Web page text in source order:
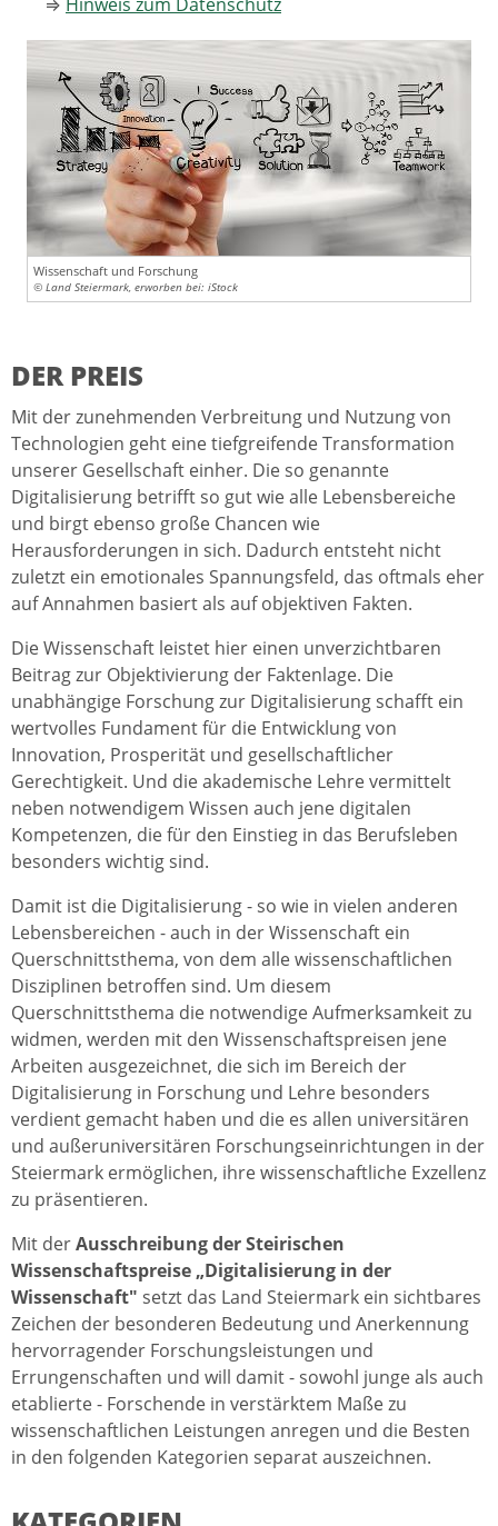
Wissenschaft und Forschung
© Land Steiermark, erworben bei: iStock
DER PREIS
Mit der zunehmenden Verbreitung und Nutzung von
Technologien geht eine tiefgreifende Transformation
unserer Gesellschaft einher. Die so genannte
Digitalisierung betrifft so gut wie alle Lebensbereiche
und birgt ebenso große Chancen wie
Herausforderungen in sich. Dadurch entsteht nicht
zuletzt ein emotionales Spannungsfeld, das oftmals eher
auf Annahmen basiert als auf objektiven Fakten.
Die Wissenschaft leistet hier einen unverzichtbaren
Beitrag zur Objektivierung der Faktenlage. Die
unabhängige Forschung zur Digitalisierung schafft ein
wertvolles Fundament für die Entwicklung von
Innovation, Prosperität und gesellschaftlicher
Gerechtigkeit. Und die akademische Lehre vermittelt
neben notwendigem Wissen auch jene digitalen
Kompetenzen, die für den Einstieg in das Berufsleben
besonders wichtig sind.
Damit ist die Digitalisierung - so wie in vielen anderen
Lebensbereichen - auch in der Wissenschaft ein
Querschnittsthema, von dem alle wissenschaftlichen
Disziplinen betroffen sind. Um diesem
Querschnittsthema die notwendige Aufmerksamkeit zu
widmen, werden mit den Wissenschaftspreisen jene
Arbeiten ausgezeichnet, die sich im Bereich der
Digitalisierung in Forschung und Lehre besonders
verdient gemacht haben und die es allen universitären
und außeruniversitären Forschungseinrichtungen in der
Steiermark ermöglichen, ihre wissenschaftliche Exzellenz
zu präsentieren.
Mit derAusschreibung der Steirischen
Wissenschaftspreise „Digitalisierung in der
Wissenschaft" setzt das Land Steiermark ein sichtbares
Zeichen der besonderen Bedeutung und Anerkennung
hervorragender Forschungsleistungen und
Errungenschaften und will damit - sowohl junge als auch
etablierte - Forschende in verstärktem Maße zu
wissenschaftlichen Leistungen anregen und die Besten
in den folgenden Kategorien separat auszeichnen.